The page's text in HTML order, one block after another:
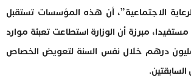
الاجتماعية”، أن هذه المؤسسات تستقبل
حوالي 93 ألفا و470 مستفيدا، مبرزة أن الوزارة استطاعت تعبئة موارد
قدرها 30 مليون درهم خلال نفس السنة لتعويض الخصاص